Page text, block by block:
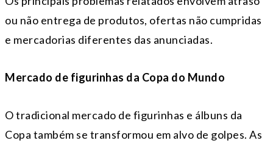
ou não entrega de produtos, ofertas não cumpridas
e mercadorias diferentes das anunciadas.
Mercado de figurinhas da Copa do Mundo
O tradicional mercado de figurinhas e álbuns da
Copa também se transformou em alvo de golpes. As